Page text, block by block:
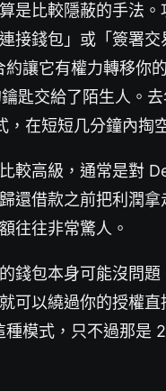
是比較隱蔽的手法
接錢包」或「簽署
讓它有權力轉移你
匙交給了陌生人。
在短短几分鐘內掏
較高級，通常是對
還借款之前把利潤
往往非常驚人。
錢包本身可能沒問
可以繞過你的授權
模式，只不過那是